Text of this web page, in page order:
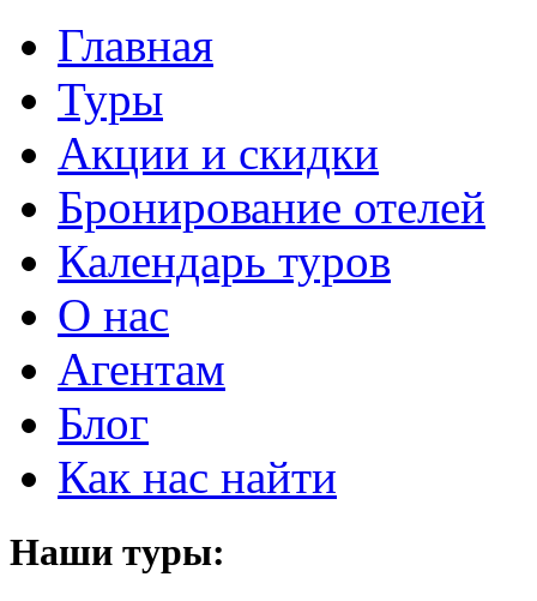
Главная
Туры
Акции и скидки
Бронирование отелей
Календарь туров
О нас
Агентам
Блог
Как нас найти
Наши туры: